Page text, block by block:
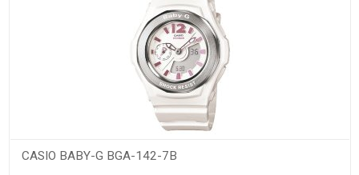
CASIO BABY-G BGA-142-7B